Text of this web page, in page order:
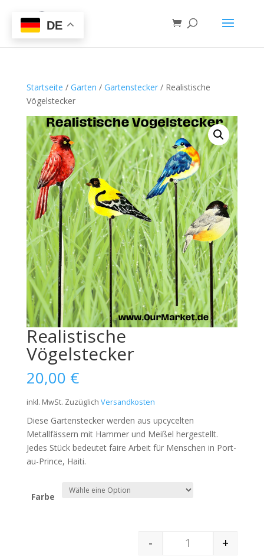
Startseite / Garten / Gartenstecker/ Realistische
Vögelstecker
Realistische
Vögelstecker
20,00 €
inkl. MwSt. Zuzüglich Versandkosten
Diese Gartenstecker werden aus upcycelten
Metallfässern mit Hammer und Meißel hergestellt.
Jedes Stück bedeutet faire Arbeit für Menschen in Port-
au-Prince, Haiti.
Farbe
Quantity
-
+
DE